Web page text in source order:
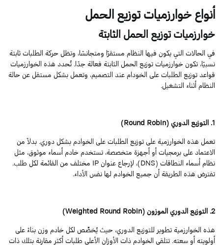
أنواع خوارزميات توزيع الحمل
خوارزمياتتوزيعالحملالثابتة
في الحالات التي يكون فيها النظام مستقرًا ومتجانسًا، وتظل حركة الطلبات ثابتة
نسبيًا، تكون خوارزميات توزيع الحمل الثابتة فعالة جدًا. تُحدد هذه الخوارزميات
قواعدتوزيع الطلباتعلىالخودامعند التصميم، وتعمل بشكل مستقل عن حالة
النظام أثناء التشغيل.
1
.التوزيعالدوري(
Round Robin
)
تعملهذهالخوارزميةعلىتوزيعالطلباتعلىالخوادمبشكلدوري.بدلاً من
الاعتماد على برمجيات أو أجهزة متخصصة، تستخدمخادمأسماء موثوق، مثل
نظام أسماء النطاقات (DNS)، لإرجاع عنوانIP مختلف من القائمة لكل طلب.
تفترض هذه الطريقة أن جميع الخوادم لها نفس الأداء.
2
.التوزيعالدوريالموزون(
Weighted Round Robin
)
هذه الخوارزمية تطوير للتوزيع الدوري، حيث يُخصَّص لكل خادم وزن بناءً على
أولويته أو سعته. تتلقى الخوادم ذات الأوزان الأعلى طلبات أكثر مقارنة بتلك ذات